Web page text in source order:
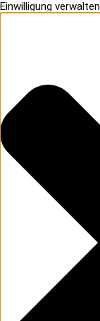
Einwilligung verwalten